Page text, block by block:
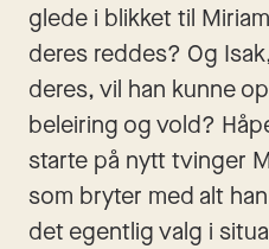
glede i blikket til
deres reddes? Og
deres, vil han kunne
beleiring og vold?
starte på nytt tvinger
som bryter med alt
det egentlig valg i